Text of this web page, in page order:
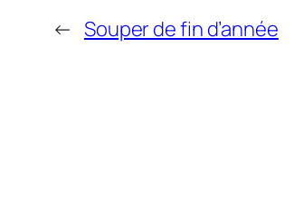
← Souper de fin d’année